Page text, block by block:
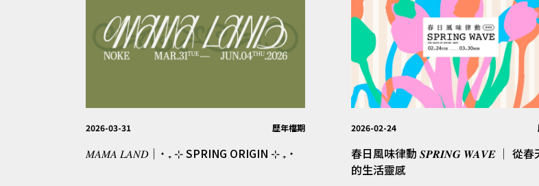
2026-03-31 歷年檔期
𝑀𝐴𝑀𝐴 𝐿𝐴𝑁𝐷｜˙ ₊ ⊹ SPRING ORIGIN ⊹ ₊ ˙
2026-02-24
春日風味律動 𝑺𝑷𝑹𝑰𝑵𝑮 𝑾𝑨𝑽𝑬 │ 從春
的生活靈感